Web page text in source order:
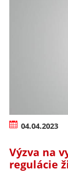
04.04.2023
Výzva na
regulácie